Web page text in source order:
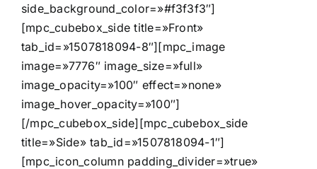
side_background_color=»#f3f3f3″]
[mpc_cubebox_side title=»Front»
tab_id=»1507818094-8″][mpc_image
image=»7776″ image_size=»full»
image_opacity=»100″ effect=»none»
image_hover_opacity=»100″]
[/mpc_cubebox_side][mpc_cubebox_side
title=»Side» tab_id=»1507818094-1″]
[mpc_icon_column padding_divider=»true»